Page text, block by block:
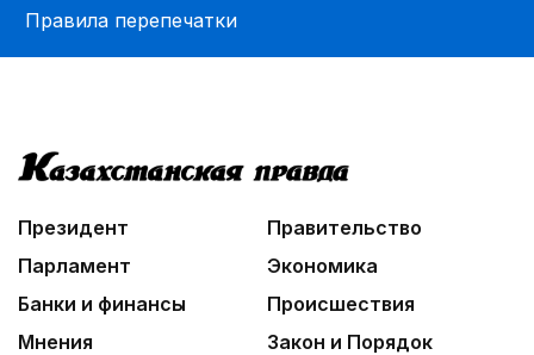
Правила перепечатки
Президент
Правительство
Парламент
Экономика
Банки и финансы
Происшествия
Мнения
Закон и Порядок